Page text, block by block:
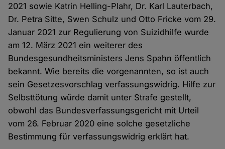
2021 sowie Katrin Helling-Plahr, Dr. Karl Lauterbach,
Dr. Petra Sitte, Swen Schulz und Otto Fricke vom 29.
Januar 2021 zur Regulierung von Suizidhilfe wurde
am 12. März 2021 ein weiterer des
Bundesgesundheitsministers Jens Spahn öffentlich
bekannt. Wie bereits die vorgenannten, so ist auch
sein Gesetzesvorschlag verfassungswidrig. Hilfe zur
Selbsttötung würde damit unter Strafe gestellt,
obwohl das Bundesverfassungsgericht mit Urteil
vom 26. Februar 2020 eine solche gesetzliche
Bestimmung für verfassungswidrig erklärt hat.